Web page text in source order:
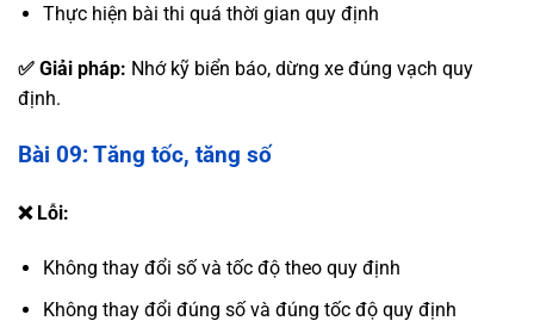
Thực hiện bài thi quá thời gian quy định
✅ Giải pháp: Nhớ kỹ biển báo, dừng xe đúng vạch quy
định.
Bài 09: Tăng tốc, tăng số
❌ Lỗi:
Không thay đổi số và tốc độ theo quy định
Không thay đổi đúng số và đúng tốc độ quy định